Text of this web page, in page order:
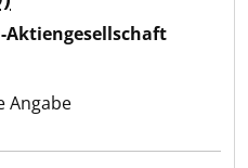
Aktiengesellschaft
Angabe